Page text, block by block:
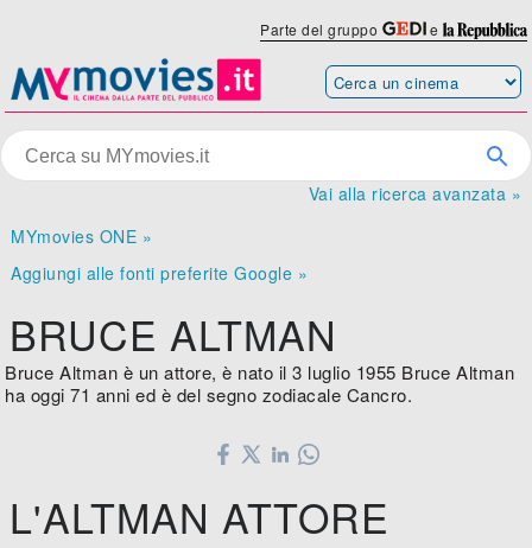
Parte del gruppo e
Vai alla ricerca avanzata »
MYmovies ONE »
Aggiungi alle fonti preferite Google »
BRUCE ALTMAN
Bruce Altman è un attore, è nato il 3 luglio 1955 Bruce Altman
ha oggi 71 anni ed è del segno zodiacale Cancro.
L'ALTMAN ATTORE